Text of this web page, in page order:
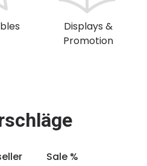
Displays &
Promotion
Sale %